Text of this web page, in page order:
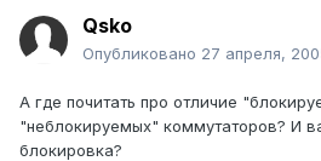
Qsko
Опубликовано 27 апреля,
А где почитать про отличие
"неблокируемых" коммутаторов? И
блокировка?